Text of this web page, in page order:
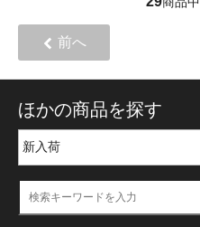
前へ
ほかの商品を探す